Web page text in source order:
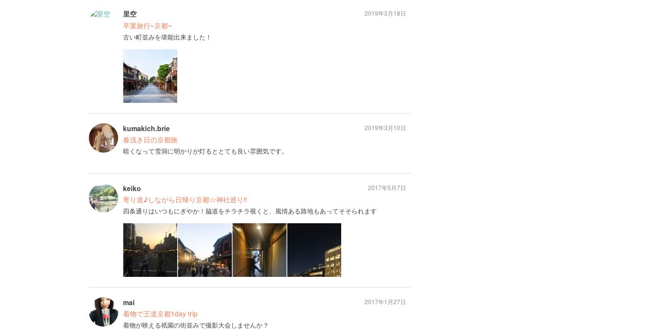
里空
卒業旅行~京都~
古い町並みを堪能出来ました！
2019年3月18日
kumakich.brie
春浅き日の京都旅
暗くなって雪洞に明かりが灯るととても良い雰囲気です。
2019年3月10日
keiko
寄り道♪しながら日帰り京都☆神社巡り‼︎
四条通りはいつもにぎやか！脇道をチラチラ覗くと、風情ある路地もあってそそられます
2017年5月7日
mai
着物で王道京都1day trip
着物が映える祇園の街並みで撮影大会しませんか？
2017年1月27日